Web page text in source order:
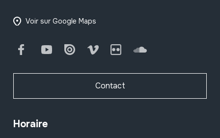
Voir sur Google Maps
FacebookYoutube Issuu Vimeo Flickr SoundCloud
Contact
Horaire